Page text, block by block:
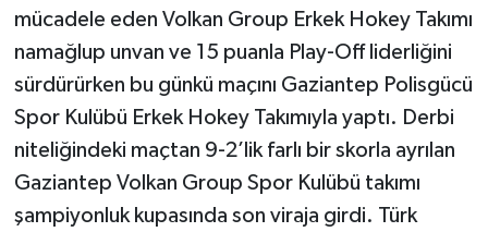
mücadele eden Volkan Group Erkek Hokey Takımı
namağlup unvan ve 15 puanla Play-Off liderliğini
sürdürürken bu günkü maçını Gaziantep Polisgücü
Spor Kulübü Erkek Hokey Takımıyla yaptı. Derbi
niteliğindeki maçtan 9-2’lik farlı bir skorla ayrılan
Gaziantep Volkan Group Spor Kulübü takımı
şampiyonluk kupasında son viraja girdi. Türk